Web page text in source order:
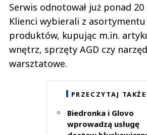
Serwis odnotował już ponad
Klienci wybierali z asortymentu
produktów, kupując m.in.
wnętrz, sprzęty AGD czy
warsztatowe.
PRZECZYTAJ
Biedronka i Glovo
wprowadzą usługę